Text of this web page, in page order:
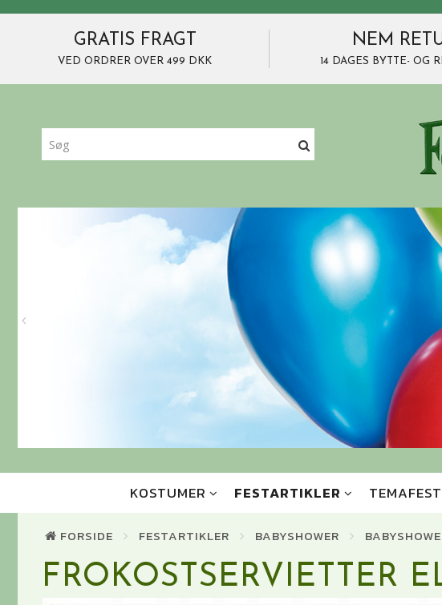
GRATIS FRAGT
VED ORDRER OVER 499 DKK
NEM
14 DAGES BYTTE- OG
KOSTUMER FESTARTIKLER
FORSIDE FESTARTIKLER BABYSHOWER
FROKOSTSERVIETTER